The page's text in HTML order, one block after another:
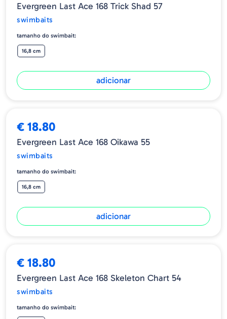
Evergreen Last Ace 168 Trick Shad 57
swimbaits
tamanho do swimbait:
16,8 cm
adicionar
€ 18.80
Evergreen Last Ace 168 Oikawa 55
swimbaits
tamanho do swimbait:
16,8 cm
adicionar
€ 18.80
Evergreen Last Ace 168 Skeleton Chart 54
swimbaits
tamanho do swimbait: